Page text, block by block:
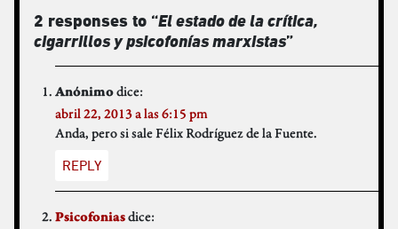
2 responses to “El estado de la crítica,
cigarrillos y psicofonías marxistas”
Anónimodice:
abril 22, 2013 a las 6:15 pm
Anda, pero si sale Félix Rodríguez de la Fuente.
REPLY
Psicofoniasdice: